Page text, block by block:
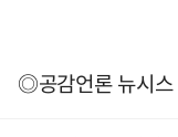
◎공감언론 뉴시스